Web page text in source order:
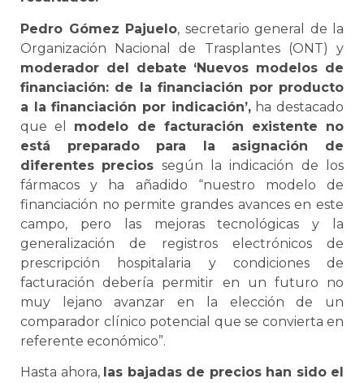
Pedro Gómez Pajuelo, secretario general de la
Organización Nacional de Trasplantes (ONT) y
moderador del debate ‘Nuevos modelos de
financiación: de la financiación por producto
a la financiación por indicación’,ha destacado
que el modelo de facturación existente no
está preparado para la asignación de
diferentes precios según la indicación de los
fármacos y ha añadido “nuestro modelo de
financiación no permite grandes avances en este
campo, pero las mejoras tecnológicas y la
generalización de registros electrónicos de
prescripción hospitalaria y condiciones de
facturación debería permitir en un futuro no
muy lejano avanzar en la elección de un
comparador clínico potencial que se convierta en
referente económico”.
Hasta ahora, las bajadas de precios han sido el